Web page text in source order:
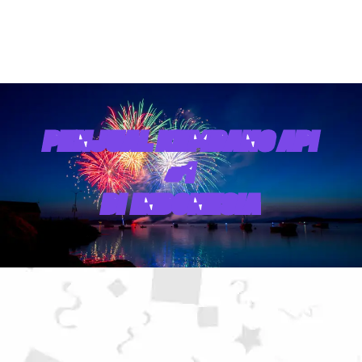
PENJUAL KEMBANG API
#1
DI INDONESIA